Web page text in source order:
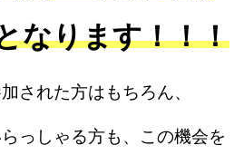
なります！！！
された方はもちろん、
っしゃる方も、この機会を